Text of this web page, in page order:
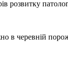
розвитку
в черевній